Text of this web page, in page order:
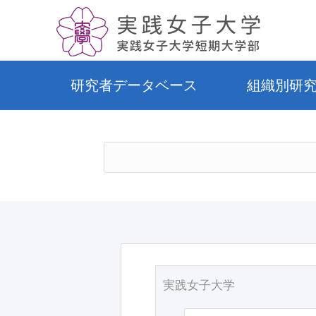
研究者データベース 組織別研
実践女子大学